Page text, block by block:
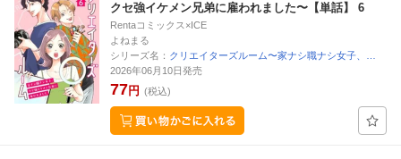
クセ強イケメン兄弟に雇われました〜【単話】 6
Rentaコミックス×ICE
よねまる
シリーズ名： クリエイターズルーム〜家ナシ職ナシ女子、…
2026年06月10日発売
77円 (税込)